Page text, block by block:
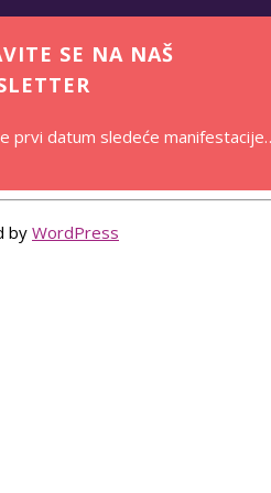
SE NA NAŠ
prvi datum sledeće
byWordPress